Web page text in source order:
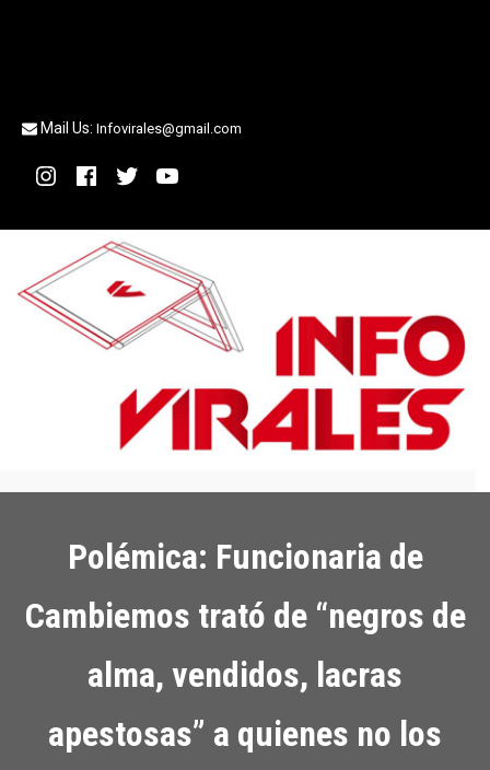
Mail Us: Infovirales@gmail.com
Polémica: Funcionaria de
Cambiemos trató de “negros de
alma, vendidos, lacras
apestosas” a quienes no los